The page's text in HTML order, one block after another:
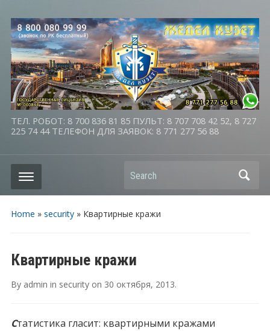
ТЕЛ. РОБОТ: 8 700 836 81 85 ПУЛЬТ: 8 707 708 42 52, 8 727
225 74 44 ТЕЛЕФОН ДЛЯ ЗАЯВОК: 8 771 277 56 88
Search
Home » security» Квартирные кражи
Квартирные кражи
By admin in securityon 30 октября, 2013.
Статистика гласит: квартирными кражами